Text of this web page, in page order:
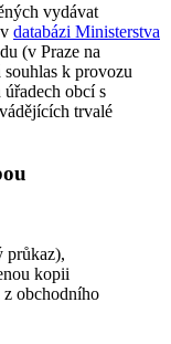
vydávat
databázi Ministerstva
(v Praze na
k provozu
obcí s
trvalé
průkaz),
kopii
z obchodního